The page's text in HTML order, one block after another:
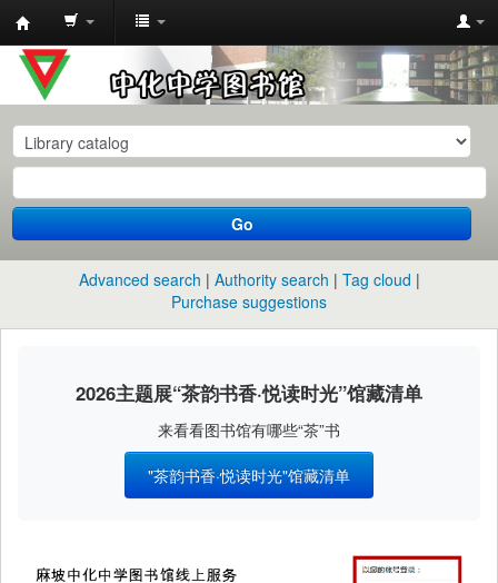
中
化
中
学
图
书
馆
目
Go
Advanced search Authority search
Tag cloud
Purchase suggestions
2026主题展“茶韵书香·悦读时光”馆藏清单
来看看图书馆有哪些“茶”书
"茶韵书香·悦读时光"馆藏清单